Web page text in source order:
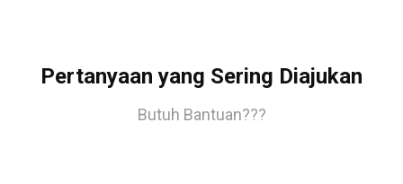
Pertanyaan yang Sering Diajukan
Butuh Bantuan???